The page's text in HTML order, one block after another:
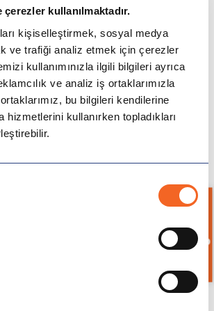
kullanılmaktadır.
kişiselleştirmek, sosyal medya
ve trafiği analiz etmek için çerezler
kullanımınızla ilgili bilgileri ayrıca
ve analiz iş ortaklarımızla
bu bilgileri kendilerine
hizmetlerini kullanırken topladıkları
Formu Doldurup Gönderin,
Sizi Arayalım!
Bilgi İste